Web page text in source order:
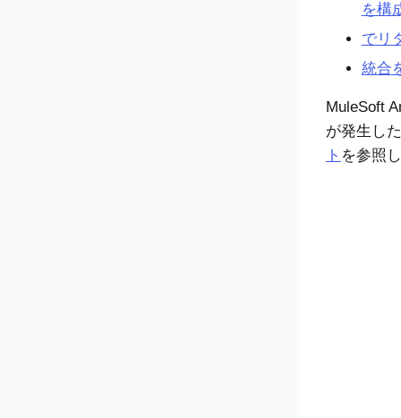
を構
でリ
統合
MuleSoft
が発生し
ト を参照